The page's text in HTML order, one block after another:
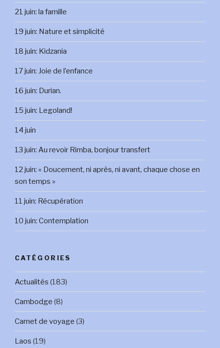
21 juin: la famille
19 juin: Nature et simplicité
18 juin: Kidzania
17 juin: Joie de l’enfance
16 juin: Durian.
15 juin: Legoland!
14 juin
13 juin: Au revoir Rimba, bonjour transfert
12 juin: « Doucement, ni après, ni avant, chaque chose en
son temps »
11 juin: Récupération
10 juin: Contemplation
CATÉGORIES
Actualités (183)
Cambodge (8)
Carnet de voyage (3)
Laos (19)